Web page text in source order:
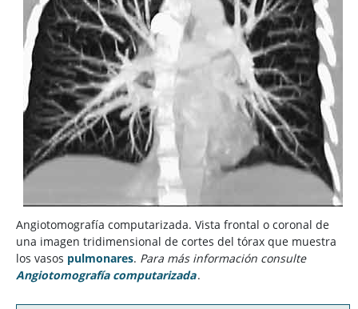
Angiotomografía computarizada. Vista frontal o coronal de
una imagen tridimensional de cortes del tórax que muestra
los vasos pulmonares. Para más información consulte
Angiotomografía computarizada.